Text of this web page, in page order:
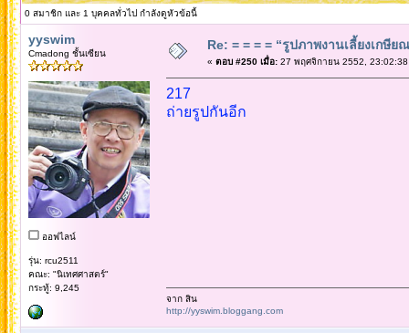
0 สมาชิก และ 1 บุคคลทั่วไป กำลังดูหัวข้อนี้
yyswim
Cmadong ชั้นเซียน
ออฟไลน์
รุ่น: rcu2511
คณะ: "นิเทศศาสตร์"
กระทู้: 9,245
Re: = = = = “รูปภาพงานเลี้ยงเกษี
« ตอบ #250 เมื่อ:27 พฤศจิกายน 2552, 23:02:38
217
ถ่ายรูปกันอีก
จาก สิน
http://yyswim.bloggang.com